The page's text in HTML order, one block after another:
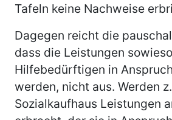
Tafeln keine Nachweise
Dagegen reicht die
dass die Leistungen
Hilfebedürftigen in
werden, nicht aus. Werden
Sozialkaufhaus Leistungen